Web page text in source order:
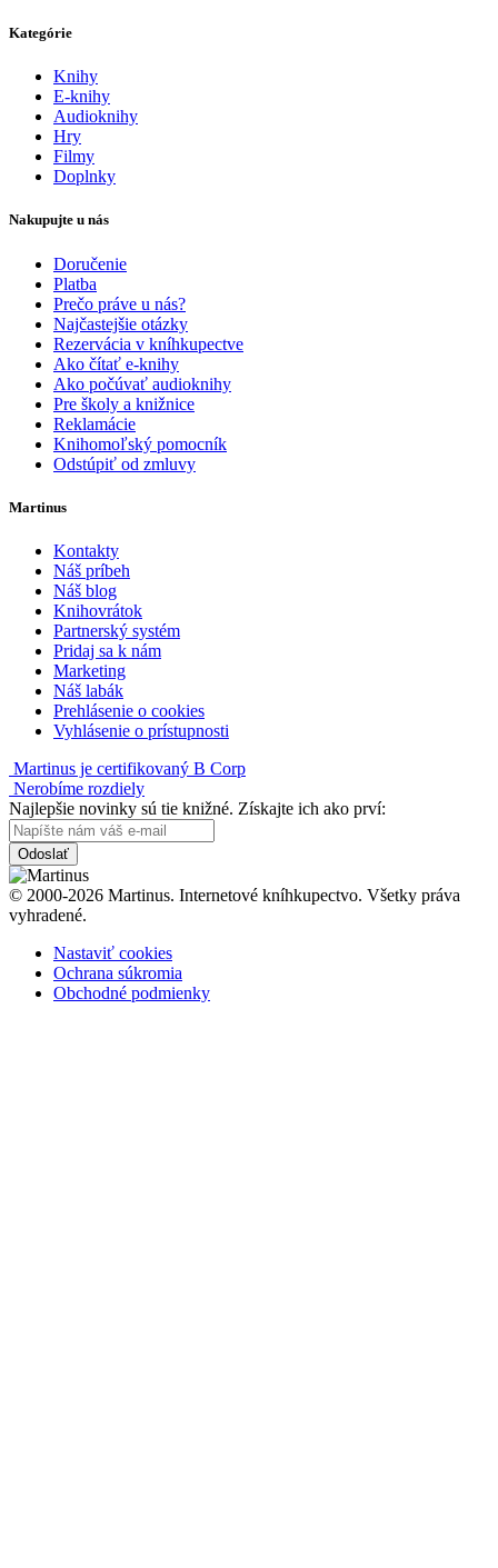
Kategórie
Knihy
E-knihy
Audioknihy
Hry
Filmy
Doplnky
Nakupujte u nás
Doručenie
Platba
Prečo práve u nás?
Najčastejšie otázky
Rezervácia v kníhkupectve
Ako čítať e-knihy
Ako počúvať audioknihy
Pre školy a knižnice
Reklamácie
Knihomoľský pomocník
Odstúpiť od zmluvy
Martinus
Kontakty
Náš príbeh
Náš blog
Knihovrátok
Partnerský systém
Pridaj sa k nám
Marketing
Náš labák
Prehlásenie o cookies
Vyhlásenie o prístupnosti
Martinus je certifikovaný B Corp
Nerobíme rozdiely
Najlepšie novinky sú tie knižné. Získajte ich ako prví:
Odoslať
© 2000-2026 Martinus. Internetové kníhkupectvo. Všetky práva
vyhradené.
Nastaviť cookies
Ochrana súkromia
Obchodné podmienky